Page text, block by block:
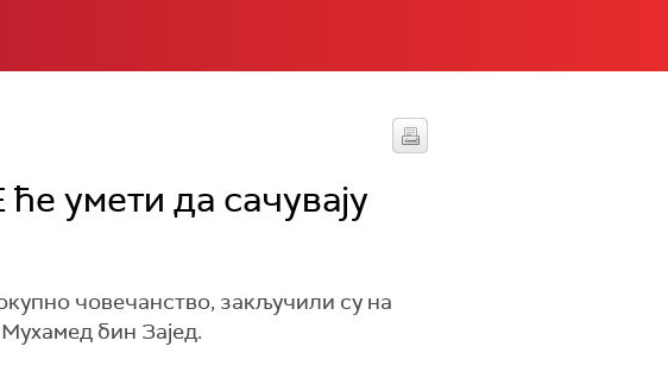
умети да сачувају
човечанство, закључили су на
бин Зајед.